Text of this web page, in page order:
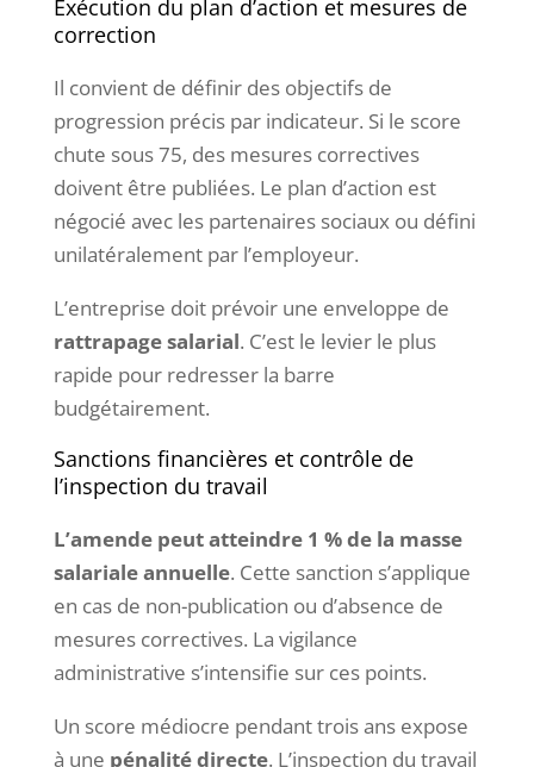
Exécution du plan d’action et mesures de
correction
Il convient de définir des objectifs de
progression précis par indicateur. Si le score
chute sous 75, des mesures correctives
doivent être publiées. Le plan d’action est
négocié avec les partenaires sociaux ou défini
unilatéralement par l’employeur.
L’entreprise doit prévoir une enveloppe de
rattrapage salarial. C’est le levier le plus
rapide pour redresser la barre
budgétairement.
Sanctions financières et contrôle de
l’inspection du travail
L’amende peut atteindre 1 % de la masse
salariale annuelle. Cette sanction s’applique
en cas de non-publication ou d’absence de
mesures correctives. La vigilance
administrative s’intensifie sur ces points.
Un score médiocre pendant trois ans expose
à une pénalité directe. L’inspection du travail